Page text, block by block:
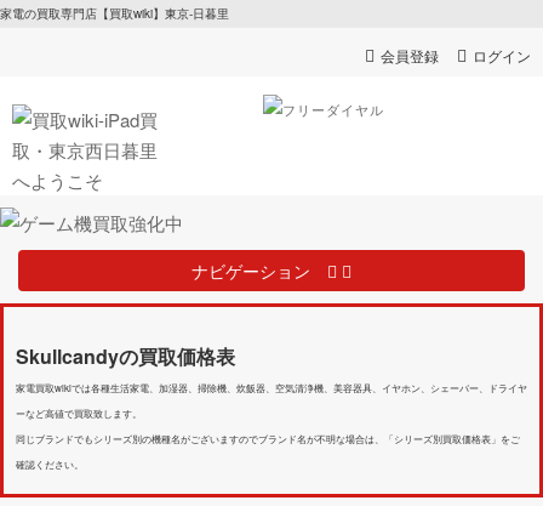
家電の買取専門店【買取wiki】東京-日暮里
会員登録 ログイン
ナビゲーション
Skullcandyの買取価格表
家電買取wikiでは各種生活家電、加湿器、掃除機、炊飯器、空気清浄機、美容器具、イヤホン、シェーバー、ドライヤ
ーなど高値で買取致します。
同じブランドでもシリーズ別の機種名がございますのでブランド名が不明な場合は、「シリーズ別買取価格表」をご
確認ください。